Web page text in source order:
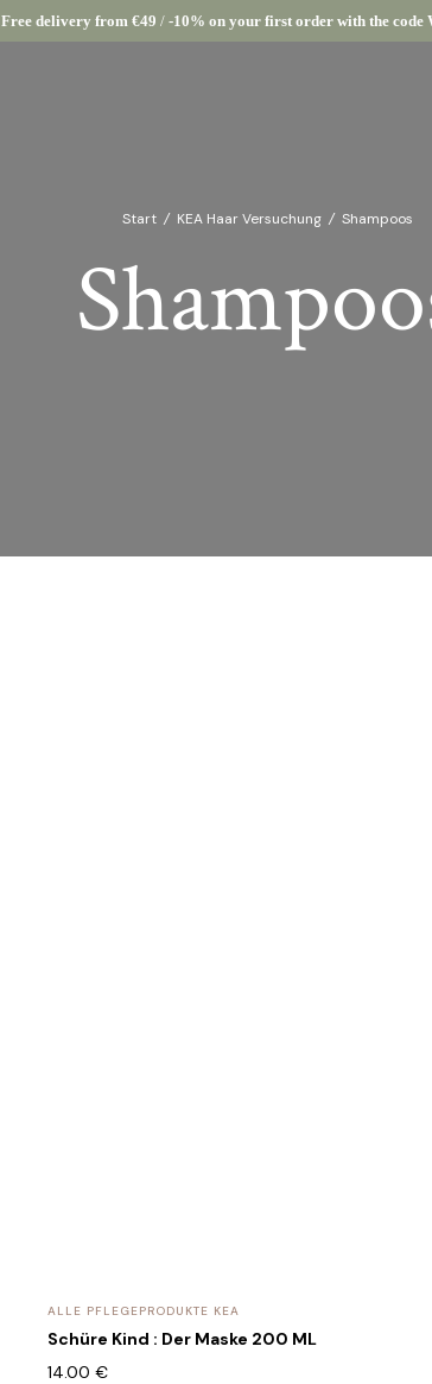
Free delivery from €49 / -10% on your first order with the code
Start / KEA Haar Versuchung / Shampoos
ALLE PFLEGEPRODUKTE KEA
Schüre Kind : Der Maske 200 ML
14.00 €